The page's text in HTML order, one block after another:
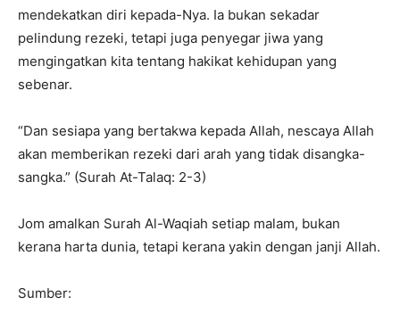
mendekatkan diri kepada-Nya. Ia bukan sekadar
pelindung rezeki, tetapi juga penyegar jiwa yang
mengingatkan kita tentang hakikat kehidupan yang
sebenar.
“Dan sesiapa yang bertakwa kepada Allah, nescaya Allah
akan memberikan rezeki dari arah yang tidak disangka-
sangka.” (Surah At-Talaq: 2-3)
Jom amalkan Surah Al-Waqiah setiap malam, bukan
kerana harta dunia, tetapi kerana yakin dengan janji Allah.
Sumber: